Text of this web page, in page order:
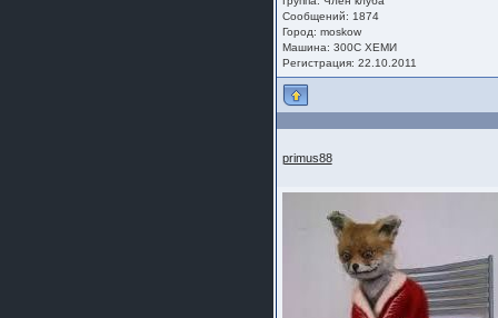
Сообщений: 1874
Город: moskow
Машина: 300С ХЕМИ
Регистрация: 22.10.2011
primus88